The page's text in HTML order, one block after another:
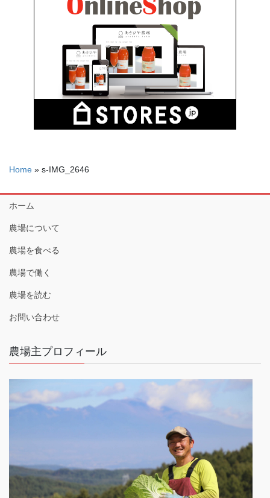
Home » s-IMG_2646
ホーム
農場について
農場を食べる
農場で働く
農場を読む
お問い合わせ
農場主プロフィール